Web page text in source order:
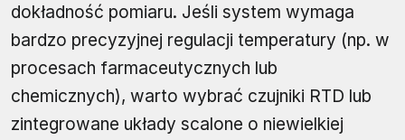
dokładność pomiaru. Jeśli system wymaga
bardzo precyzyjnej regulacji temperatury (np. w
procesach farmaceutycznych lub
chemicznych), warto wybrać czujniki RTD lub
zintegrowane układy scalone o niewielkiej